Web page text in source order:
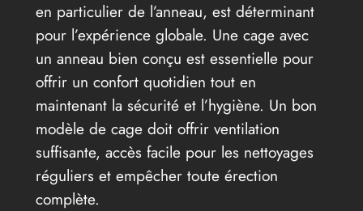
en particulier de l’anneau, est déterminant
pour l’expérience globale. Une cage avec
un anneau bien conçu est essentielle pour
offrir un confort quotidien tout en
maintenant la sécurité et l’hygiène. Un bon
modèle de cage doit offrir ventilation
suffisante, accès facile pour les nettoyages
réguliers et empêcher toute érection
complète.